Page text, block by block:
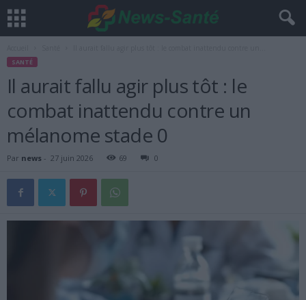
SANTÉ
Il aurait fallu agir plus tôt : le
combat inattendu contre un
mélanome stade 0
Par news - 27 juin 2026 69 0